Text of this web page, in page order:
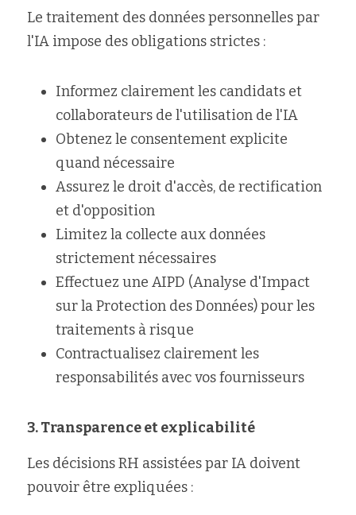
Le traitement des données personnelles par
l'IA impose des obligations strictes :
Informez clairement les candidats et
collaborateurs de l'utilisation de l'IA
Obtenez le consentement explicite
quand nécessaire
Assurez le droit d'accès, de rectification
et d'opposition
Limitez la collecte aux données
strictement nécessaires
Effectuez une AIPD (Analyse d'Impact
sur la Protection des Données) pour les
traitements à risque
Contractualisez clairement les
responsabilités avec vos fournisseurs
3. Transparence et explicabilité
Les décisions RH assistées par IA doivent
pouvoir être expliquées :